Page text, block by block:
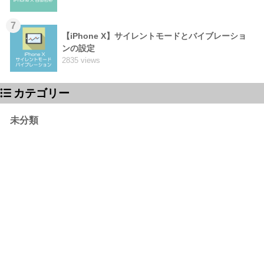
7
【iPhone X】サイレントモードとバイブレーショ
ンの設定
2835 views
カテゴリー
未分類